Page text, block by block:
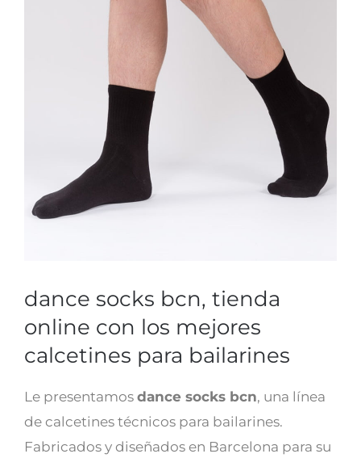
dance socks bcn, tienda
online con los mejores
calcetines para bailarines
Le presentamos dance socks bcn, una línea
de calcetines técnicos para bailarines.
Fabricados y diseñados en Barcelona para su